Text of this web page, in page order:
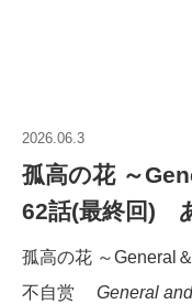
2026.06.3
孤高の花 ～
62話(最終回)
孤高の花 ～
不自赏 General